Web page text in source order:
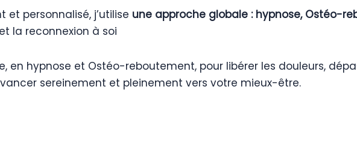
personnalisé, j’utilise une approche globale : hypnose, Ostéo-
la reconnexion à soi
en hypnose et Ostéo-reboutement, pour libérer les douleurs,
sereinement et pleinement vers votre mieux-être.